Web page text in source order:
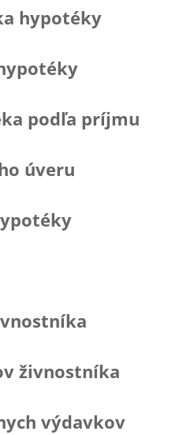
hypotéky
podľa príjmu
úveru
živnostníka
výdavkov